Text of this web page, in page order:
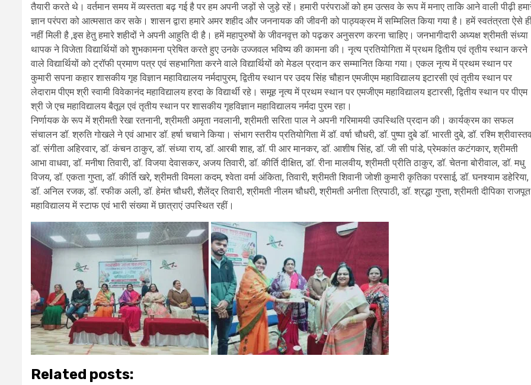
तैयारी करते थे। वर्तमान समय में व्यस्तता बढ़ गई है पर हम अपनी जड़ों से जुड़े रहें। हमारी परंपराओं को हम उत्सव के रूप में मनाए ताकि आने वाली पीढ़ी
ज्ञान परंपरा को आत्मसात कर सके। शासन द्वारा हमारे अमर शहीद और जननायक की जीवनी को पाठ्यक्रम में सम्मिलित किया गया है। हमें स्वतंत्रता ऐसे
नहीं मिली है ,इस हेतु हमारे शहीदों ने अपनी आहुति दी है। हमें महापुरुषों के जीवनवृत्त को पढ़कर अनुसरण करना चाहिए। जनभागीदारी अध्यक्ष श्रीमती संध्या
थापक ने विजेता विद्यार्थियों को शुभकामना प्रेषित करते हुए उनके उज्जवल भविष्य की कामना की। नृत्य प्रतियोगिता में प्रथम द्वितीय एवं तृतीय स्थान करने
वाले विद्यार्थियों को ट्रॉफी प्रमाण पत्र एवं सहभागिता करने वाले विद्यार्थियों को मेडल प्रदान कर सम्मानित किया गया। एकल नृत्य में प्रथम स्थान पर
कुमारी सपना कहार शासकीय गृह विज्ञान महाविद्यालय नर्मदापुरम, द्वितीय स्थान पर उदय सिंह चौहान एमजीएम महाविद्यालय इटारसी एवं तृतीय स्थान पर
लेदाराम पीएम श्री स्वामी विवेकानंद महाविद्यालय हरदा के विद्यार्थी रहे। समूह नृत्य में प्रथम स्थान पर एमजीएम महाविद्यालय इटारसी, द्वितीय स्थान पर पीएम
श्री जे एच महाविद्यालय बैतूल एवं तृतीय स्थान पर शासकीय गृहविज्ञान महाविद्यालय नर्मदा पुरम रहा।
निर्णायक के रूप में श्रीमती रेखा रतनानी, श्रीमती अमृता नवलानी, श्रीमती सरिता पाल ने अपनी गरिमामयी उपस्थिति प्रदान की। कार्यक्रम का सफल
संचालन डॉ. श्रुति गोखले ने एवं आभार डॉ. हर्षा चचाने किया। संभाग स्तरीय प्रतियोगिता में डॉ. वर्षा चौधरी, डॉ. पुष्पा दुबे डॉ. भारती दुबे, डॉ. रश्मि
डॉ. संगीता अहिरवार, डॉ. कंचन ठाकुर, डॉ. संध्या राय, डॉ. आरबी शाह, डॉ. पी आर मानकर, डॉ. आशीष सिंह, डॉ. जी सी पांडे, प्रेमकांत कटंगकार, श्रीमती
आभा वाधवा, डॉ. मनीषा तिवारी, डॉ. विजया देवासकर, अजय तिवारी, डॉ. कीर्ति दीक्षित, डॉ. रीना मालवीय, श्रीमती प्रीति ठाकुर, डॉ. चेतना बोरीवाल, डॉ. मधु
विजय, डॉ. एकता गुप्ता, डॉ. कीर्ति खरे, श्रीमती विमला कदम, श्वेता वर्मा अंकिता, तिवारी, श्रीमती शिवानी जोशी कुमारी कृतिका परसाई, डॉ. घनश्याम डहेरिया,
डॉ. अनिल रजक, डॉ. रफीक अली, डॉ. हेमंत चौधरी, शैलेंद्र तिवारी, श्रीमती नीलम चौधरी, श्रीमती अनीता त्रिपाठी, डॉ. श्रद्धा गुप्ता, श्रीमती दीपिका राजपूत
महाविद्यालय में स्टाफ एवं भारी संख्या में छात्राएं उपस्थित रहीं।
Related posts: